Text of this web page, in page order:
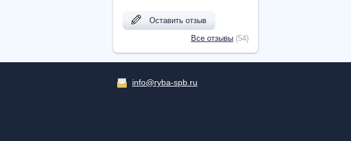
Оставить отзыв
Все отзывы (54)
info@ryba-spb.ru